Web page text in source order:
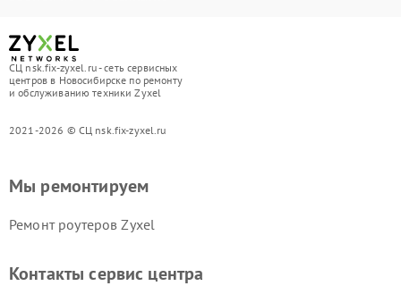
СЦ nsk.fix-zyxel.ru - сеть сервисных
центров в Новосибирске по ремонту
и обслуживанию техники Zyxel
2021-2026 © СЦ nsk.fix-zyxel.ru
Мы ремонтируем
Ремонт роутеров Zyxel
Контакты сервис центра